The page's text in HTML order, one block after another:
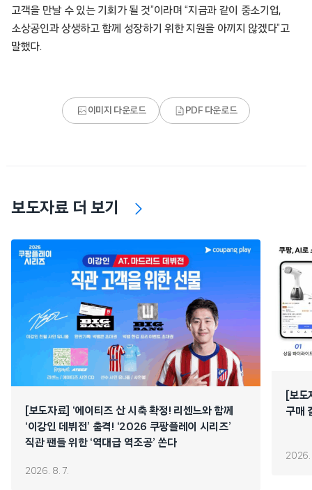
고객을 만날 수 있는 기회가 될 것”이라며 “지금과 같이 중소기업,
소상공인과 상생하고 함께 성장하기 위한 지원을 아끼지 않겠다”고
말했다.
이미지 다운로드 PDF 다운로드
보도자료 더 보기
[보도자료] ‘에이티즈 산 시축 확정! 리센느와 함께
‘이강인 데뷔전’ 출격! ‘2026 쿠팡플레이 시리즈’
직관 팬들 위한 ‘역대급 역조공’ 쏜다
2026. 8. 7.
[보
구매
2026.